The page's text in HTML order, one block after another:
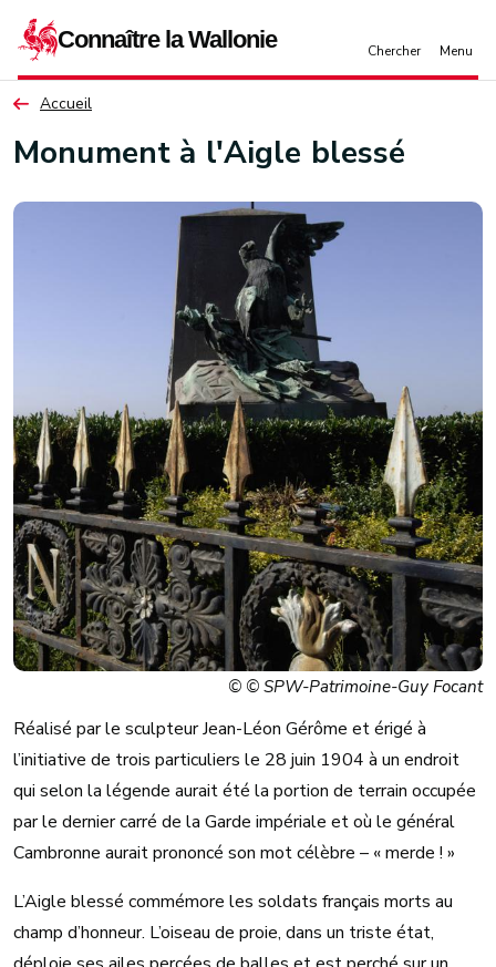
Accueil
Monument à l'Aigle blessé
© © SPW-Patrimoine-Guy Focant
Réalisé par le sculpteur Jean-Léon Gérôme et érigé à
l’initiative de trois particuliers le 28 juin 1904 à un endroit
qui selon la légende aurait été la portion de terrain occupée
par le dernier carré de la Garde impériale et où le général
Cambronne aurait prononcé son mot célèbre – « merde ! »
L’Aigle blessé commémore les soldats français morts au
champ d’honneur. L’oiseau de proie, dans un triste état,